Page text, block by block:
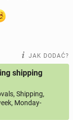
JAK DODAĆ?
shipping
Shipping,
Monday-